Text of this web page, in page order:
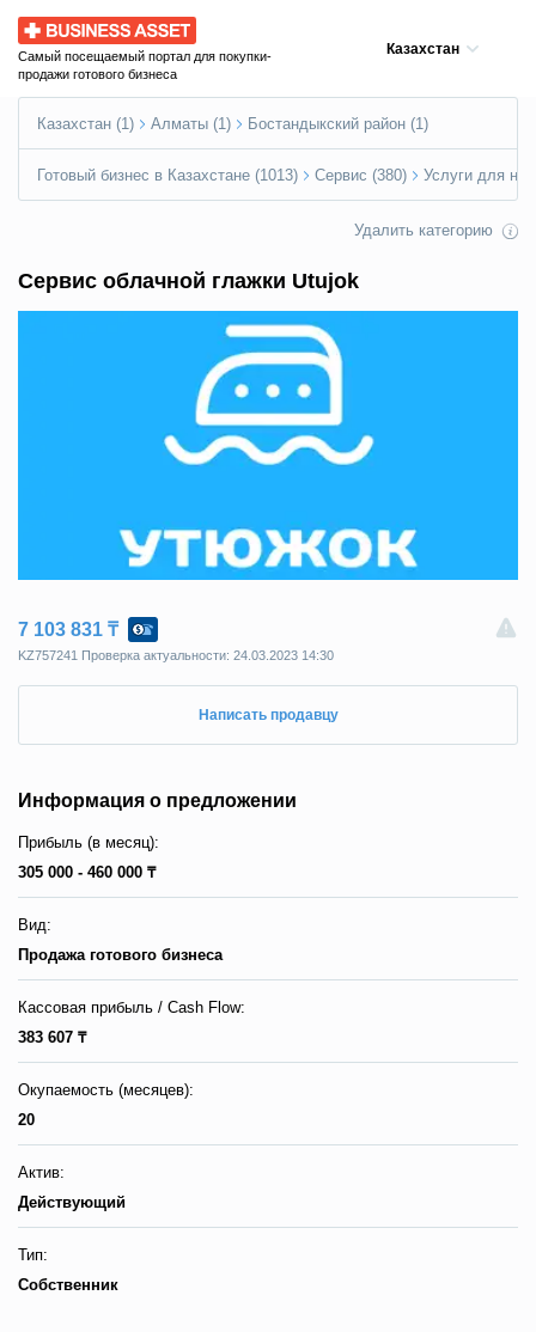
Business Asset
Самый посещаемый портал для покупки-
продажи готового бизнеса
Казахстан
Казахстан (1) Алматы (1) Бостандыкский район (1)
Готовый бизнес в Казахстане (1013) Сервис (380) Услуги для
Удалить категорию
Сервис облачной глажки Utujok
7 103 831 ₸
KZ757241 Пpoвepкa aктyaльнocти: 24.03.2023 14:30
Написать продавцу
Информация о предложении
Прибыль (в месяц):
305 000 - 460 000 ₸
Вид:
Продажа готового бизнеса
Кассовая прибыль / Сash Flow:
383 607 ₸
Окупаемость (месяцев):
20
Актив:
Действующий
Тип:
Собственник